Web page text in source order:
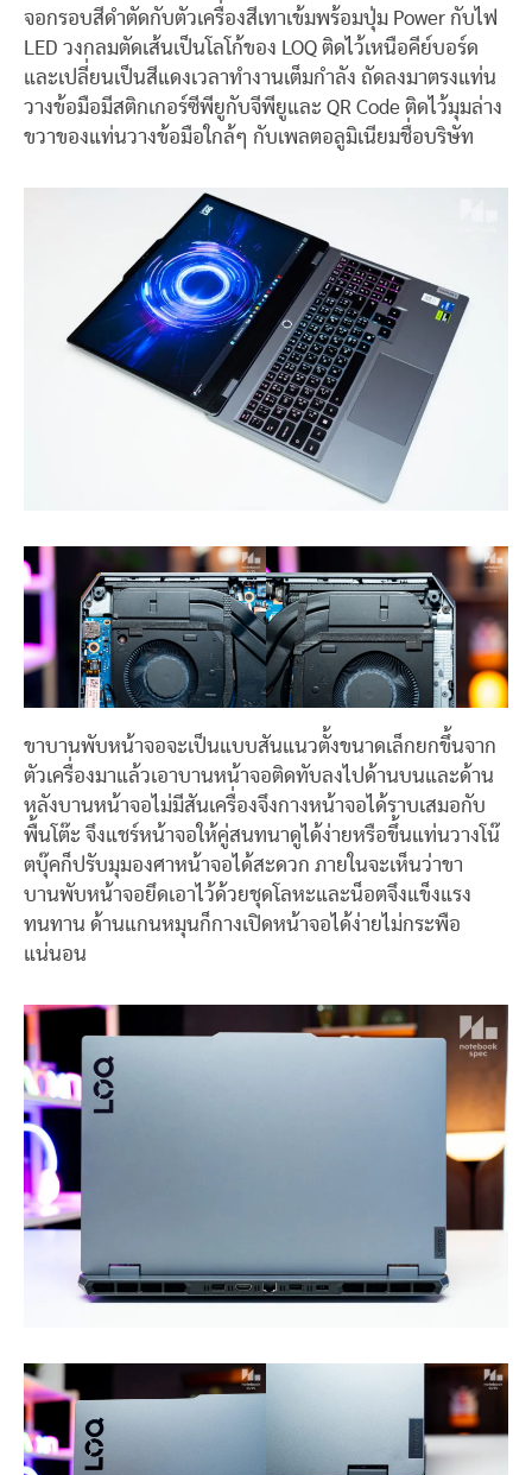
จอกรอบสีดำตัดกับตัวเครื่องสีเทาเข้มพร้อมปุ่ม Power กับไฟ
LED วงกลมตัดเส้นเป็นโลโก้ของ LOQ ติดไว้เหนือคีย์บอร์ด
และเปลี่ยนเป็นสีแดงเวลาทำงานเต็มกำลัง ถัดลงมาตรงแท่น
วางข้อมือมีสติกเกอร์ซีพียูกับจีพียูและ QR Code ติดไว้มุมล่าง
ขวาของแท่นวางข้อมือใกล้ๆ กับเพลตอลูมิเนียมชื่อบริษัท
ขาบานพับหน้าจอจะเป็นแบบสันแนวตั้งขนาดเล็กยกขึ้นจาก
ตัวเครื่องมาแล้วเอาบานหน้าจอติดทับลงไปด้านบนและด้าน
หลังบานหน้าจอไม่มีสันเครื่องจึงกางหน้าจอได้ราบเสมอกับ
พื้นโต๊ะ จึงแชร์หน้าจอให้คู่สนทนาดูได้ง่ายหรือขึ้นแท่นวางโน๊
ตบุ๊คก็ปรับมุมองศาหน้าจอได้สะดวก ภายในจะเห็นว่าขา
บานพับหน้าจอยึดเอาไว้ด้วยชุดโลหะและน็อตจึงแข็งแรง
ทนทาน ด้านแกนหมุนก็กางเปิดหน้าจอได้ง่ายไม่กระพือ
แน่นอน